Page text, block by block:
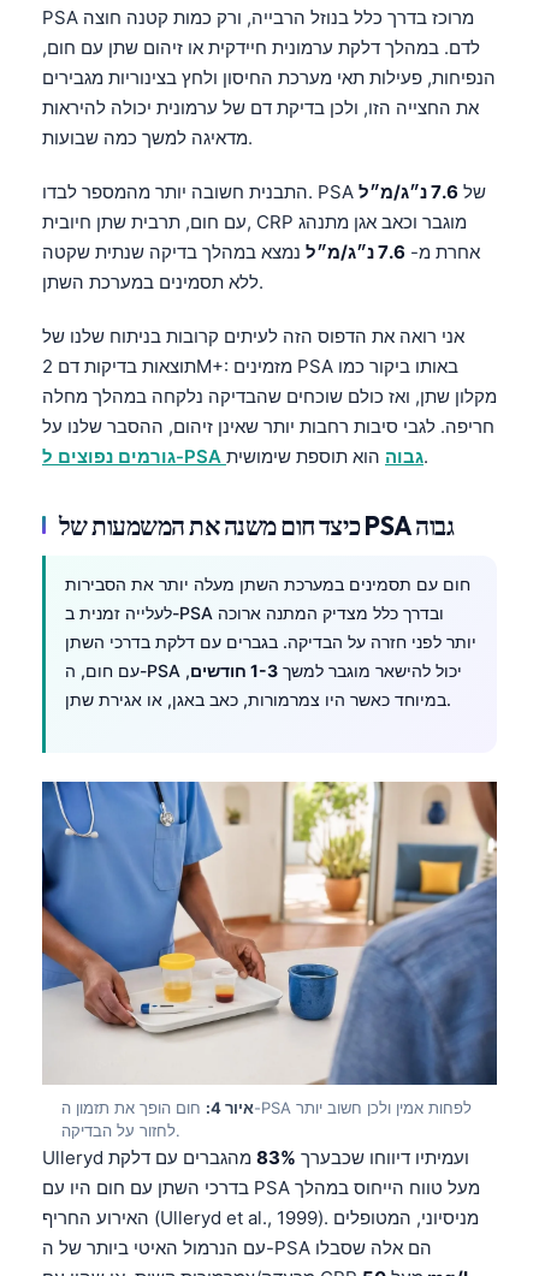
PSA מרוכז בדרך כלל בנוזל הרבייה, ורק כמות קטנה חוצה
לדם. במהלך דלקת ערמונית חיידקית או זיהום שתן עם חום,
הנפיחות, פעילות תאי מערכת החיסון ולחץ בצינוריות מגבירים
את החצייה הזו, ולכן בדיקת דם של ערמונית יכולה להיראות
מדאיגה למשך כמה שבועות.
התבנית חשובה יותר מהמספר לבדו. PSA של 7.6 נ״ג/מ״ל
עם חום, תרבית שתן חיובית, CRP מוגבר וכאב אגן מתנהג
אחרת מ- 7.6 נ״ג/מ״ל
נמצא במהלך בדיקה שנתית שקטה
ללא תסמינים במערכת השתן.
אני רואה את הדפוס הזה לעיתים קרובות בניתוח שלנו של
תוצאות בדיקות דם
PSA
מקלון שתן, ואז כולם שוכחים שהבדיקה נלקחה במהלך מחלה
חריפה. לגבי סיבות רחבות יותר שאינן זיהום, ההסבר שלנו על
גורמים נפוצים ל-PSA גבוההוא תוספת שימושית.
כיצד חום משנה את המשמעות של PSA גבוה
חום עם תסמינים במערכת השתן מעלה יותר את הסבירות
לעלייה זמנית ב-PSA
יותר לפני חזרה על הבדיקה. בגברים עם דלקת בדרכי השתן
עם חום, ה-PSA יכול להישאר מוגבר למשך 1-3 חודשים
,
במיוחד כאשר היו צמרמורות, כאב באגן, או אגירת שתן.
איור 4:חום הופך את תזמון ה-PSA
לחזור על הבדיקה.
Ulleryd ועמיתיו דיווחו שכבערך 83% מהגברים עם דלקת
בדרכי השתן PSA
האירוע החריף (Ulleryd et al., 1999). מניסיוני, המטופלים
עם הנרמול האיטי ביותר של ה-PSA